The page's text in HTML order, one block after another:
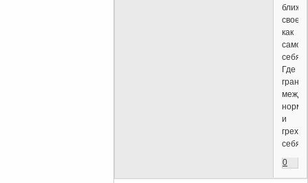
как
самого
себя"?
Где
между
и
0